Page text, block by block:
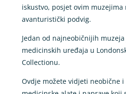
iskustvo, posjet ovim
avanturistički podvig.
Jedan od najneobičnijih
medicinskih uređaja u
Collectionu.
Ovdje možete vidjeti neobične